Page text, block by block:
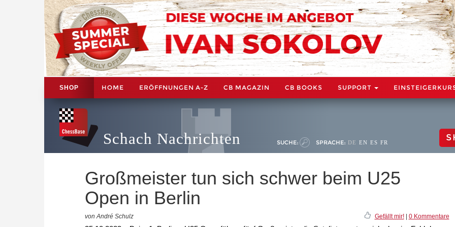
SHOP HOME ERÖFFNUNGEN A-Z CB MAGAZIN CB BOOKS SUPPORT
Schach Nachrichten SUCHE: SPRACHE: DE EN ES FR
Großmeister tun sich schwer beim U25
Open in Berlin
von André Schulz Gefällt mir!| 0 Kommentare